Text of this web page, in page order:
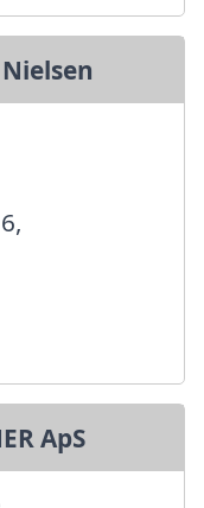
ApS